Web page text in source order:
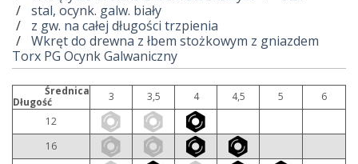
stal, ocynk. galw. biały
z gw. na całej długości trzpienia
Wkręt do drewna z łbem stożkowym z gniazdem
Torx PG Ocynk Galwaniczny
Średnica
Długość
3 3,5 4 4,5 5
6
12
16